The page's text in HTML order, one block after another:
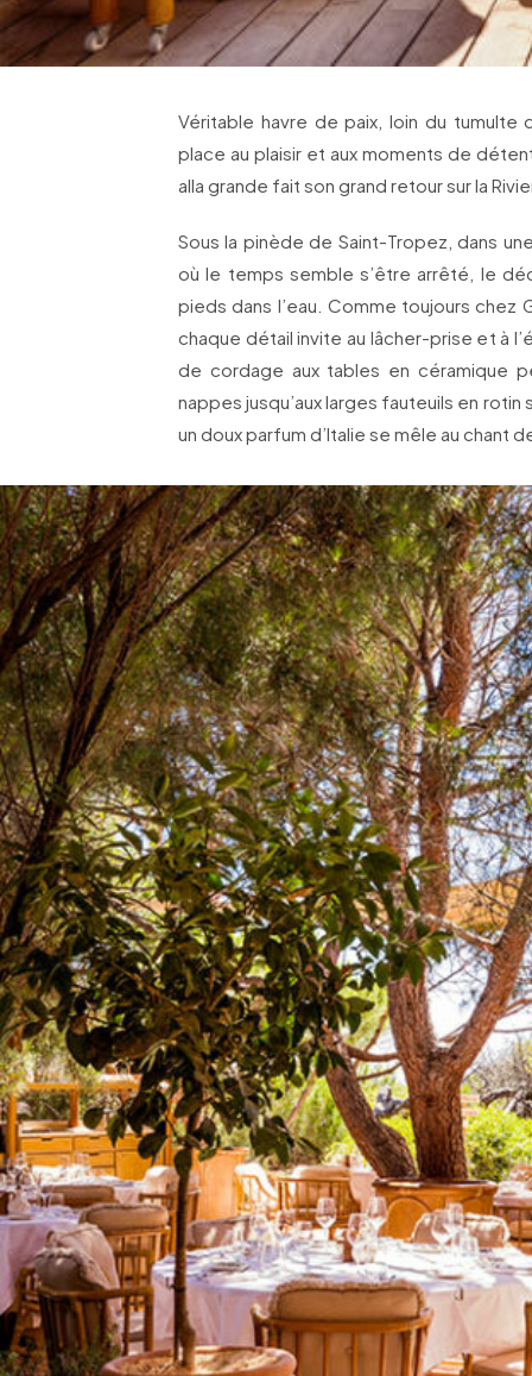
Véritable havre de paix, loin du tumulte
place au plaisir et aux moments de
alla grande fait son grand retour sur la
Sous la pinède de Saint-Tropez, dans
où le temps semble s’être arrêté, le
pieds dans l’eau. Comme toujours chez
chaque détail invite au lâcher-prise et à
de cordage aux tables en céramique
nappes jusqu’aux larges fauteuils en
un doux parfum d’Italie se mêle au chant